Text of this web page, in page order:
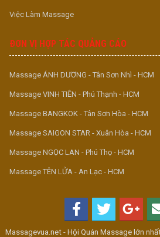
Việc Làm Massage
ĐƠN VỊ HỢP TÁC QUẢNG CÁO
Massage ÁNH DƯƠNG - Tân Sơn Nhì - HCM
Massage VINH TIÊN - Phú Thạnh - HCM
Massage BANGKOK - Tân Sơn Hòa - HCM
Massage SAIGON STAR - Xuân Hòa - HCM
Massage NGỌC LAN - Phú Thọ - HCM
Massage TÊN LỬA - An Lạc - HCM
Massagevua.net - Hội Quán Massage lớn